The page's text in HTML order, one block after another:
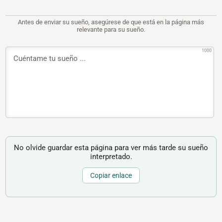
Antes de enviar su sueño, asegúrese de que está en la página más
relevante para su sueño.
1000
No olvide guardar esta página para ver más tarde su sueño
interpretado.
Copiar enlace